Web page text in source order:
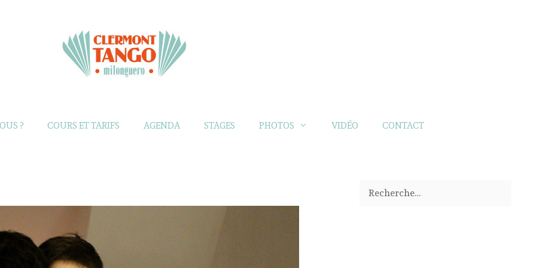
? COURS ET TARIFS AGENDA STAGES PHOTOS VIDÉO CONTACT
Rechercher :